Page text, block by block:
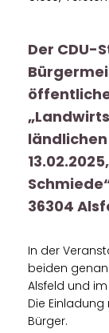
Der CDU-
36304
In der
beiden
Alsfeld und
Die
Bürger.